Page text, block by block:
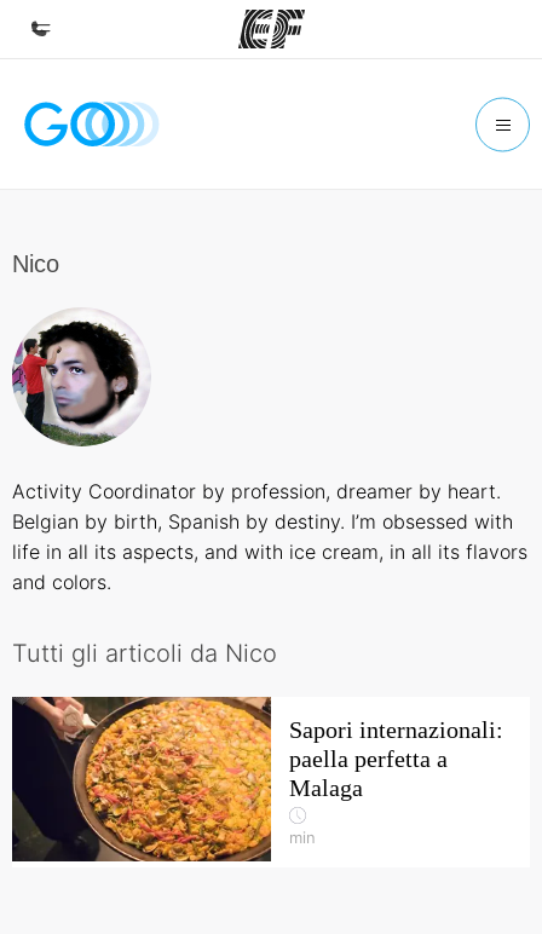
Homepage
Trova l'ufficio più vicino
Chi siamo
La nostra organizzazione
Lavora con noi
Nico
Activity Coordinator by profession, dreamer by heart.
Belgian by birth, Spanish by destiny. I’m obsessed with
life in all its aspects, and with ice cream, in all its flavors
and colors.
Tutti gli articoli da Nico
Sapori internazionali:
paella perfetta a
Malaga
min